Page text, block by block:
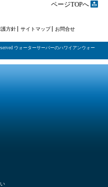
ページTOPへ
護方針 サイトマップ お問合せ
ウォーターサーバーのハワイアンウォー